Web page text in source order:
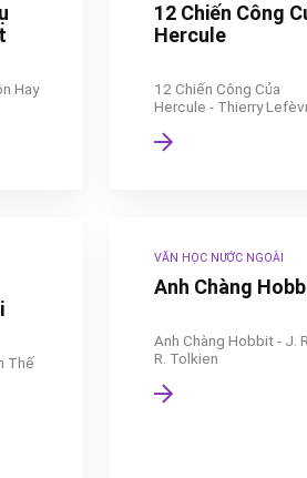
Hay
12 Chiến Công
Hercule
12 Chiến Công Của
Hercule - Thierry
Thế
VĂN HỌC NƯỚC NGOÀI
Anh Chàng
Anh Chàng Hobbit - J. R.
R. Tolkien